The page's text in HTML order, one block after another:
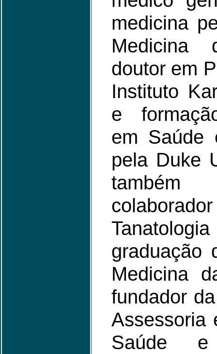
medicina
Medicina
doutor em
Instituto
e
em Saúde
pela Duke
graduação
Medicina
fundador
Assessoria
Saúde